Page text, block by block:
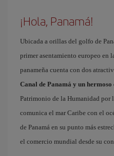
¡Hola, Panamá!
Ubicada a orillas del golfo de
primer asentamiento europeo en
panameña cuenta con dos
Canal de Panamá y un hermoso
Patrimonio de la Humanidad por
comunica el mar Caribe con el
de Panamá en su punto más
el comercio mundial desde su